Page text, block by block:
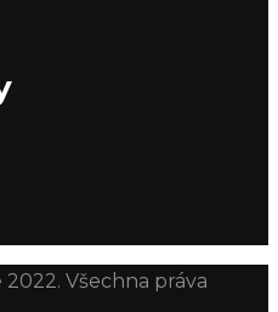
2022. Všechna práva